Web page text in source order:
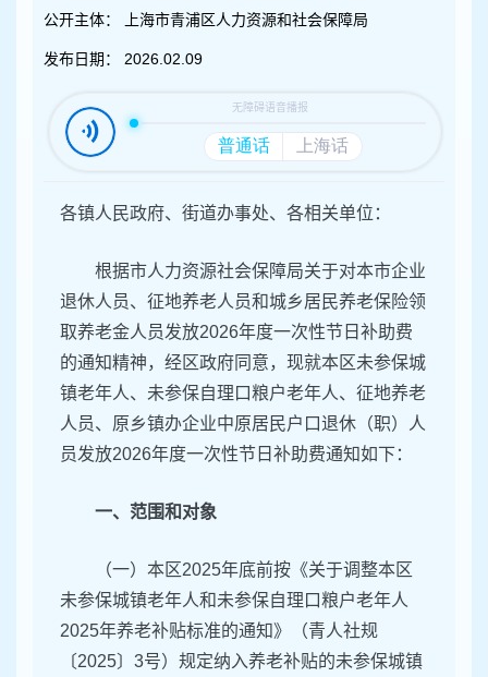
公开主体： 上海市青浦区人力资源和社会保障局
发布日期： 2026.02.09
各镇人民政府、街道办事处、各相关单位：
根据市人力资源社会保障局关于对本市企业
退休人员、征地养老人员和城乡居民养老保险领
取养老金人员发放2026年度一次性节日补助费
的通知精神，经区政府同意，现就本区未参保城
镇老年人、未参保自理口粮户老年人、征地养老
人员、原乡镇办企业中原居民户口退休（职）人
员发放2026年度一次性节日补助费通知如下：
一、范围和对象
（一）本区2025年底前按《关于调整本区
未参保城镇老年人和未参保自理口粮户老年人
2025年养老补贴标准的通知》（青人社规
〔2025〕3号）规定纳入养老补贴的未参保城镇